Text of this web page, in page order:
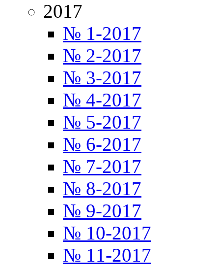
2017
№ 1-2017
№ 2-2017
№ 3-2017
№ 4-2017
№ 5-2017
№ 6-2017
№ 7-2017
№ 8-2017
№ 9-2017
№ 10-2017
№ 11-2017